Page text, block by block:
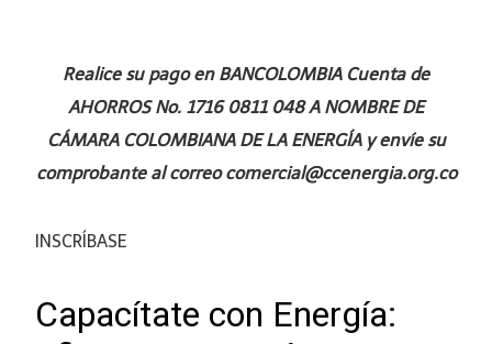
Realice su pago en BANCOLOMBIA Cuenta de
AHORROS No. 1716 0811 048 A NOMBRE DE
CÁMARA COLOMBIANA DE LA ENERGÍA y envíe su
comprobante al correo comercial@ccenergia.org.co
INSCRÍBASE